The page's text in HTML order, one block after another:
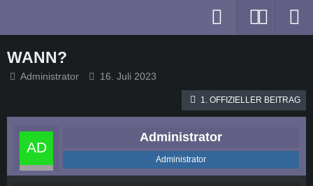
WANN?
Administrator 16. Juli 2023
1. OFFIZIELLER BEITRAG
Administrator
Administrator